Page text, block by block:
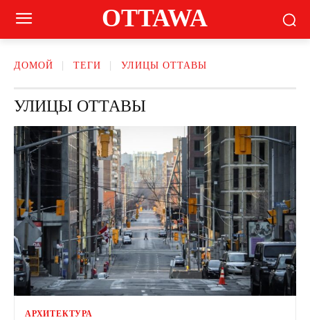
OTTAWA
ДОМОЙ ТЕГИ УЛИЦЫ ОТТАВЫ
УЛИЦЫ ОТТАВЫ
АРХИТЕКТУРА